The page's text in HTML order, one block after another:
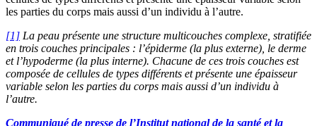
les parties du corps mais aussi d’un individu à l’autre.
[1] La peau présente une structure multicouches complexe, stratifiée
en trois couches principales : l’épiderme (la plus externe), le derme
et l’hypoderme (la plus interne). Chacune de ces trois couches est
composée de cellules de types différents et présente une épaisseur
variable selon les parties du corps mais aussi d’un individu à
l’autre.
Communiqué de presse de l’Institut national de la santé et la